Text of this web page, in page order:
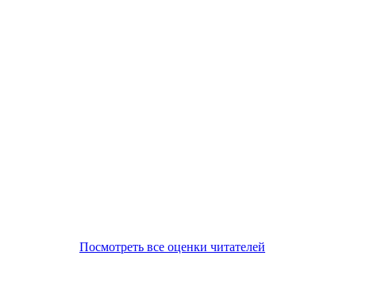
Посмотреть все оценки читателей